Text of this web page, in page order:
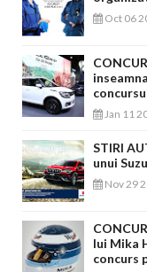
Oct 06
Jan 11
STIRI
unui
Nov 29
lui Mika
concurs